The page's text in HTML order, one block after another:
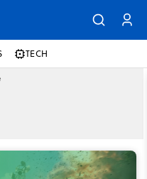
TECH